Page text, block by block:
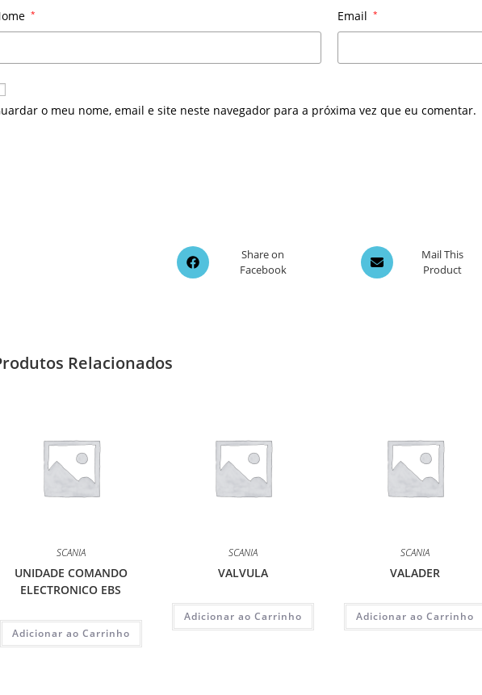
* Email *
o meu nome, email e site neste navegador para a próxima vez que eu comentar.
Opens
in
Share on
Facebook
Opens
in
Mail This
Product
Relacionados
SCANIA
UNIDADE COMANDO
ELECTRONICO EBS
Adicionar ao Carrinho
SCANIA
VALVULA
Adicionar ao Carrinho
SCANIA
VALADER
Adicionar ao Carrinho